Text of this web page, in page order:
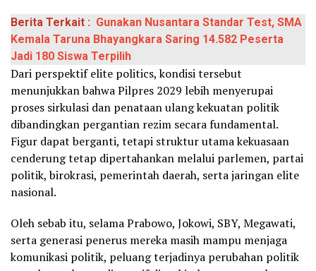
Berita Terkait : Gunakan Nusantara Standar Test, SMA
Kemala Taruna Bhayangkara Saring 14.582 Peserta
Jadi 180 Siswa Terpilih
Dari perspektif elite politics, kondisi tersebut
menunjukkan bahwa Pilpres 2029 lebih menyerupai
proses sirkulasi dan penataan ulang kekuatan politik
dibandingkan pergantian rezim secara fundamental.
Figur dapat berganti, tetapi struktur utama kekuasaan
cenderung tetap dipertahankan melalui parlemen, partai
politik, birokrasi, pemerintah daerah, serta jaringan elite
nasional.
Oleh sebab itu, selama Prabowo, Jokowi, SBY, Megawati,
serta generasi penerus mereka masih mampu menjaga
komunikasi politik, peluang terjadinya perubahan politik